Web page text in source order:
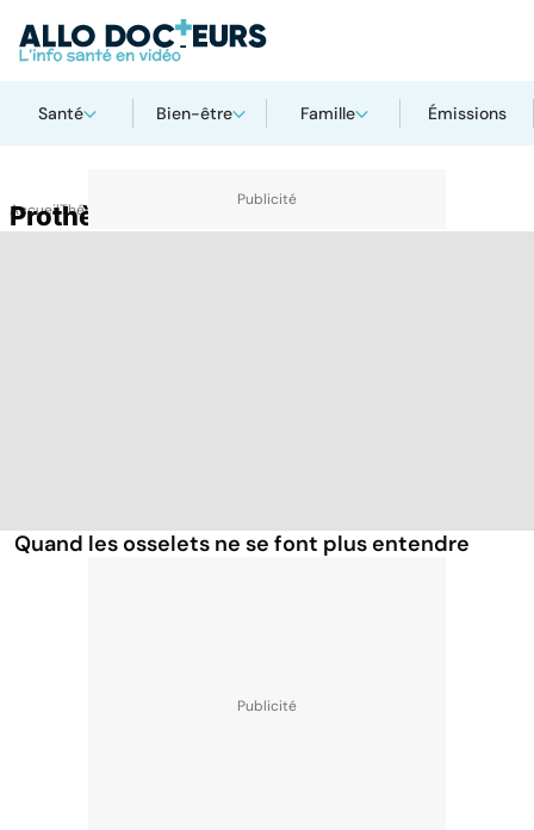
Santé Bien-être Famille Émissions
AccueilThématiques
Prothèse d'étrier
Quand les osselets ne se font plus entendre